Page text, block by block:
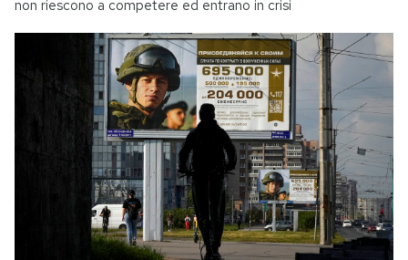
non riescono a competere ed entrano in crisi